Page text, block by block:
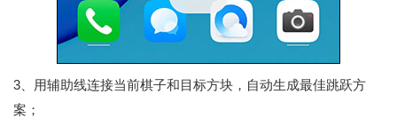
3、用辅助线连接当前棋子和目标方块，自动生成最佳跳跃方
案；